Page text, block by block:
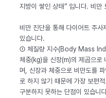
지방이 쌓인 상태” 입니다. 비만
비만 진단을 통해 다이어트 주
있습니다.
① 체질량 지수(Body Mass
체중(kg)을 신장(m)의 제곱으로
며, 신장과 체중으로 비만도를
로 하지 않기 때문에 가장 보편
구분하지 못하는 단점이 있습니